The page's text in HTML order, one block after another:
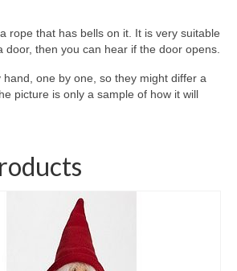
rope that has bells on it. It is very suitable
door, then you can hear if the door opens.
one by one, so they might differ a
picture is only a sample of how it will